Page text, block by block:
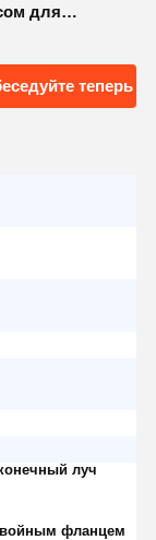
для
теперь
луч
фланцем